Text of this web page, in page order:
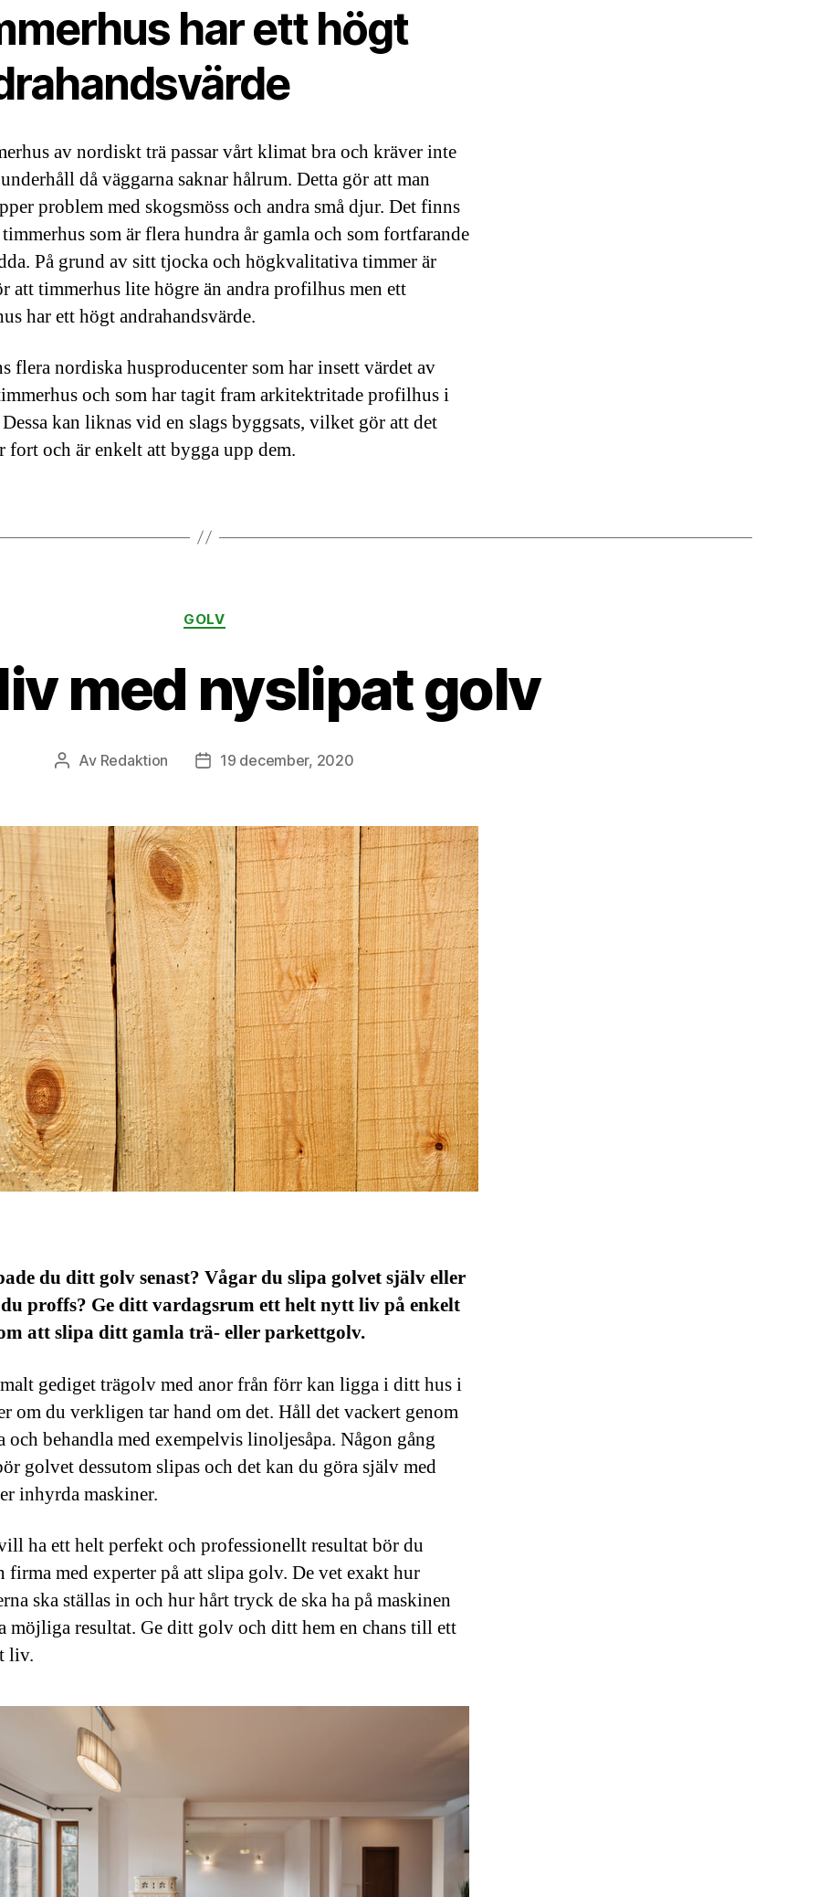
har ett högt
av nordiskt trä passar vårt klimat bra och kräver inte
då väggarna saknar hålrum. Detta gör att man
problem med skogsmöss och andra små djur. Det finns
som är flera hundra år gamla och som fortfarande
På grund av sitt tjocka och högkvalitativa timmer är
att timmerhus lite högre än andra profilhus men ett
har ett högt andrahandsvärde.
flera nordiska husproducenter som har insett värdet av
och som har tagit fram arkitektritade profilhus i
kan liknas vid en slags byggsats, vilket gör att det
fort och är enkelt att bygga upp dem.
Kategorier
GOLV
med nyslipat golv
Inläggsförfattare
Av Redaktion Inläggsdatum
19 december, 2020
du ditt golv senast? Vågar du slipa golvet själv eller
proffs? Ge ditt vardagsrum ett helt nytt liv på enkelt
att slipa ditt gamla trä- eller parkettgolv.
gediget trägolv med anor från förr kan ligga i ditt hus i
om du verkligen tar hand om det. Håll det vackert genom
och behandla med exempelvis linoljesåpa. Någon gång
golvet dessutom slipas och det kan du göra själv med
inhyrda maskiner.
ha ett helt perfekt och professionellt resultat bör du
firma med experter på att slipa golv. De vet exakt hur
ska ställas in och hur hårt tryck de ska ha på maskinen
möjliga resultat. Ge ditt golv och ditt hem en chans till ett
liv.